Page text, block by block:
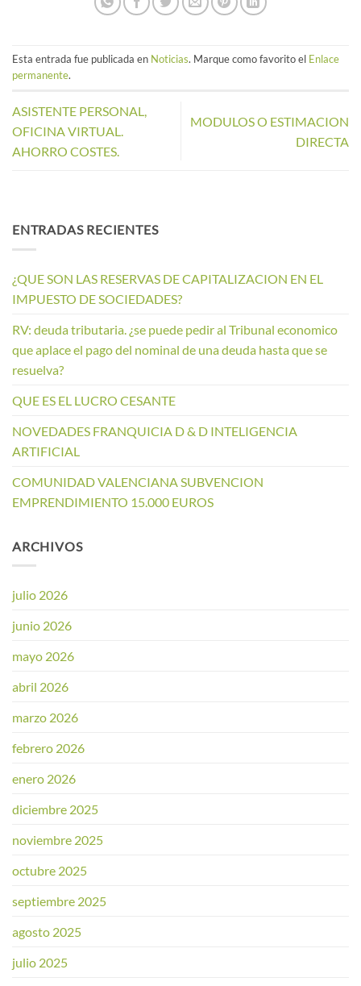
Esta entrada fue publicada en Noticias. Marque como favorito el Enlace
permanente.
ASISTENTE PERSONAL,
OFICINA VIRTUAL.
AHORRO COSTES.
MODULOS O ESTIMACION
DIRECTA
ENTRADAS RECIENTES
¿QUE SON LAS RESERVAS DE CAPITALIZACION EN EL
IMPUESTO DE SOCIEDADES?
RV: deuda tributaria. ¿se puede pedir al Tribunal economico
que aplace el pago del nominal de una deuda hasta que se
resuelva?
QUE ES EL LUCRO CESANTE
NOVEDADES FRANQUICIA D & D INTELIGENCIA
ARTIFICIAL
COMUNIDAD VALENCIANA SUBVENCION
EMPRENDIMIENTO 15.000 EUROS
ARCHIVOS
julio 2026
junio 2026
mayo 2026
abril 2026
marzo 2026
febrero 2026
enero 2026
diciembre 2025
noviembre 2025
octubre 2025
septiembre 2025
agosto 2025
julio 2025